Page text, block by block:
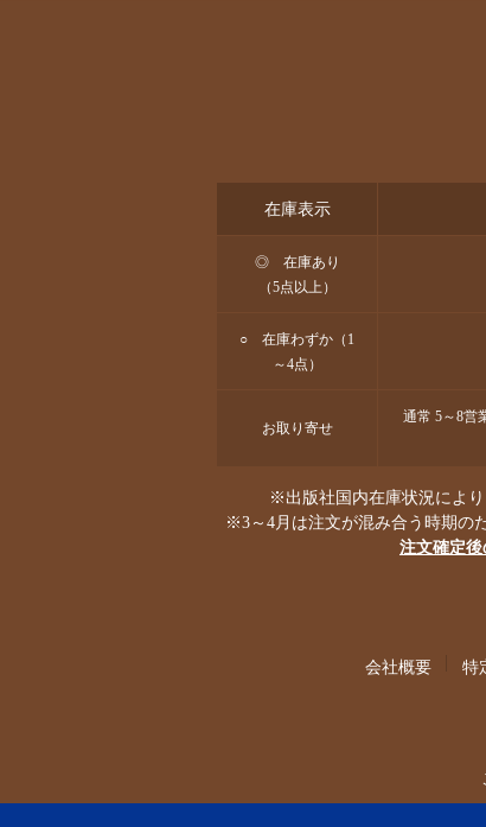
在庫表示
◎ 在庫あり
（5点以上）
○ 在庫わずか（1
～4点）
お取り寄せ
通常 5～8営
※出版社国内在庫状況により
※3～4月は注文が混み合う時期の
注文確定後
会社概要 特